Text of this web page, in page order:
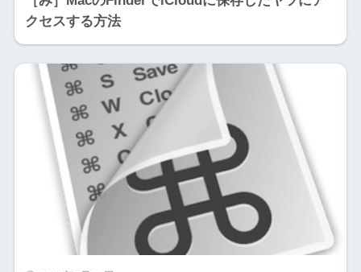
クセスする方法